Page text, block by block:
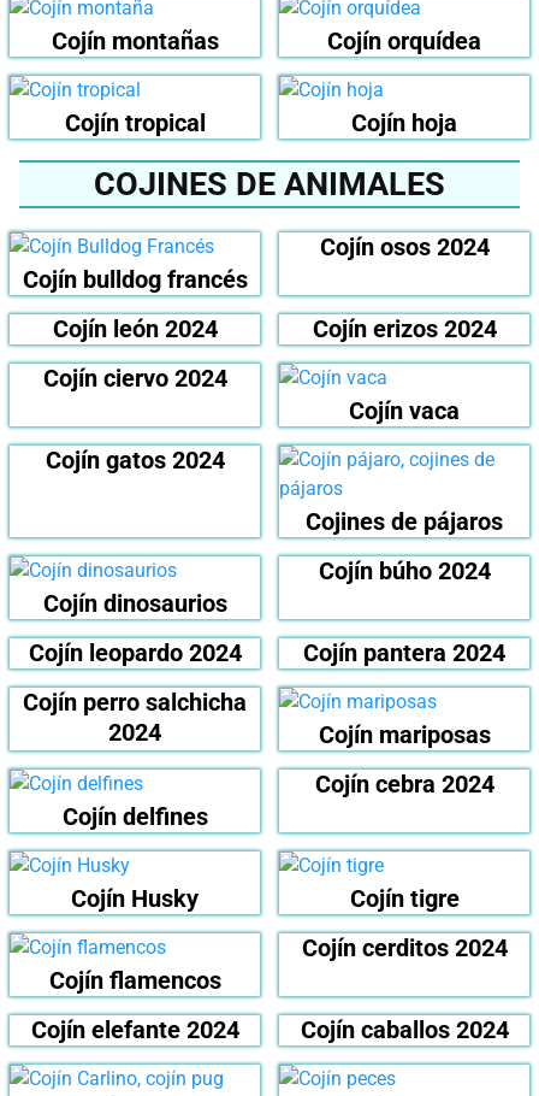
Cojín montañas Cojín orquídea
Cojín tropical Cojín hoja
COJINES DE ANIMALES
Cojín bulldog francés
Cojín osos 2024
Cojín león 2024
Cojín erizos 2024
Cojín ciervo 2024
Cojín vaca
Cojín gatos 2024
Cojines de pájaros
Cojín dinosaurios
Cojín búho 2024
Cojín leopardo 2024
Cojín pantera 2024
Cojín perro salchicha
2024
Cojín mariposas
Cojín delfines
Cojín cebra 2024
Cojín Husky Cojín tigre
Cojín flamencos
Cojín cerditos 2024
Cojín elefante 2024 Cojín caballos 2024